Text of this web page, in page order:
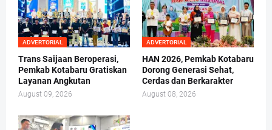
ADVERTORIAL
Trans Saijaan Beroperasi,
Pemkab Kotabaru Gratiskan
Layanan Angkutan
August 09, 2026
ADVERTORIAL
HAN 2026, Pemkab Kotabaru
Dorong Generasi Sehat,
Cerdas dan Berkarakter
August 08, 2026